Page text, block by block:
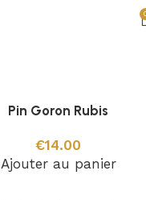
Pin Goron Rubis
€14.00
Ajouter au panier